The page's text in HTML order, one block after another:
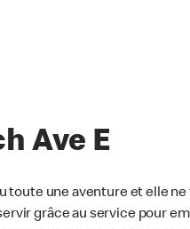
Ave E
toute une aventure et elle
grâce au service pour